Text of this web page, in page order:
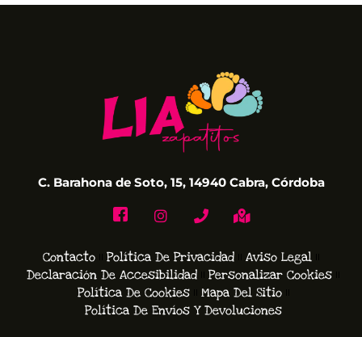
C. Barahona de Soto, 15, 14940 Cabra, Córdoba
Contacto Política De Privacidad
Aviso Legal
Declaración De Accesibilidad
Personalizar Cookies
Política De Cookies
Mapa Del Sitio
Política De Envíos Y Devoluciones